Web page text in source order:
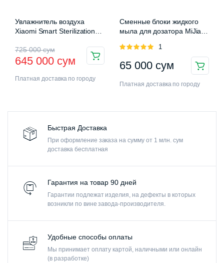
Быстрая Доставка
При оформление заказа на сумму от 1 млн. сум
доставка бесплатная
Гарантия на товар 90 дней
Гарантии подлежат изделия, на дефекты в которых
возникли по вине завода-производителя.
Удобные способы оплаты
Мы принимает оплату картой, наличными или онлайн
(в разработке)
Увлажнитель воздуха
Xiaomi Smart Sterilization
725 000сум
645 000 сум
Платная доставка по городу
Сменные блоки жидкого
мыла для дозатора MiJia
Dispenser
Оценка
1
65 000 сум
Платная доставка по городу